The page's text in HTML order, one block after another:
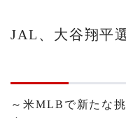
JAL、大谷翔平
～米MLBで新たな